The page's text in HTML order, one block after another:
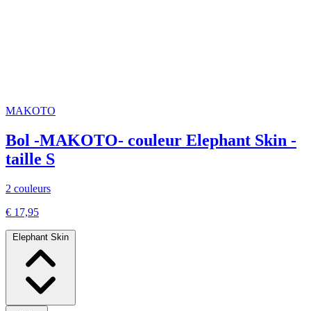
MAKOTO
Bol -MAKOTO- couleur Elephant Skin -
taille S
2 couleurs
€ 17,95
Elephant Skin